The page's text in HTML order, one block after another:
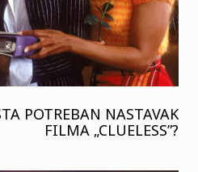
POTREBAN NASTAVAK
FILMA „CLUELESS”?